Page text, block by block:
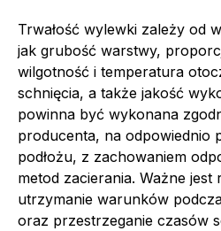
Trwałość wylewki zależy od
jak grubość warstwy,
wilgotność i temperatura
schnięcia, a także jakość
powinna być wykonana
producenta, na odpowiednio
podłożu, z zachowaniem
metod zacierania. Ważne
utrzymanie warunków
oraz przestrzeganie czasów